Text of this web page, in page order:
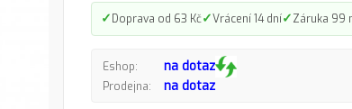
✓Doprava od 63 Kč✓Vrácení 14 dní✓Záruka 99
Eshop: na dotaz
Prodejna: na dotaz